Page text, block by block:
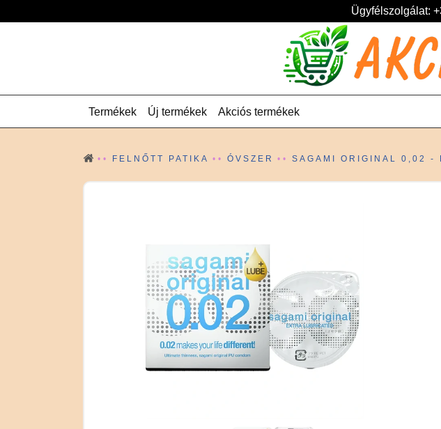
Ügyfélszolgálat:
Termékek Új termékek Akciós termékek
FELNŐTT PATIKA ÓVSZER SAGAMI ORIGINAL 0,02 -